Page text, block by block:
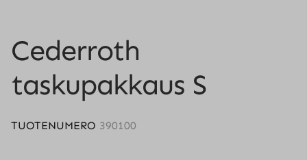
Cederroth
taskupakkaus S
TUOTENUMERO 390100